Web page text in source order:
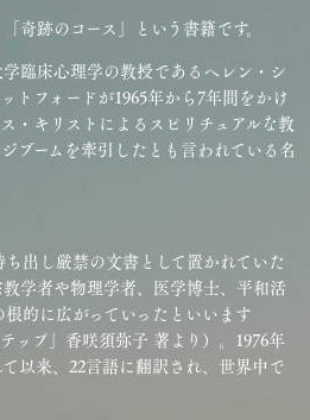
奇跡のコース」という書籍です。
臨床心理学の教授であるヘレン・シ
トフォードが1965年から7年間をかけ
・キリストによるスピリチュアルな教
ブームを牽引したとも言われている名
出し厳禁の文書として置かれていた
学者や物理学者、医学博士、平和活
的に広がっていったといいます
ップ」香咲須弥子 著より）。1976年
以来、22言語に翻訳され、世界中で